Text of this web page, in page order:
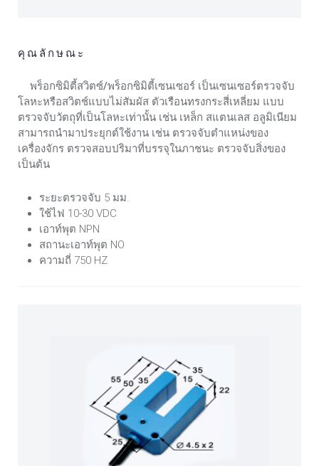
คุณลักษณะ
พร็อกซิมิตี้สวิตซ์/พร็อกซิมิตี้เซนเซอร์ เป็นเซนเซอร์ตรวจจับ
โลหะหรือสวิตช์แบบไม่สัมผัส ตัวเรือนทรงกระสี่เหลี่ยม แบบ
ตรวจจับวัตถุที่เป็นโลหะเท่านั้น เช่น เหล็ก สแตนเลส อลูมิเนียม
สามารถนำมาประยุกต์ใช้งาน เช่น ตรวจจับตำแหน่งของ
เครื่องจักร ตรวจสอบปริมาที่บรรจุในภาชนะ ตรวจจับสิ่งของ
เป็นต้น
ระยะตรวจจับ 5 มม.
ใช้ไฟ 10-30 VDC
เอาท์พุต NPN
สถานะเอาท์พุต NO
ความถี่ 750 HZ